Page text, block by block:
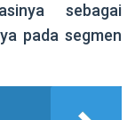
sebagai
pada segmen